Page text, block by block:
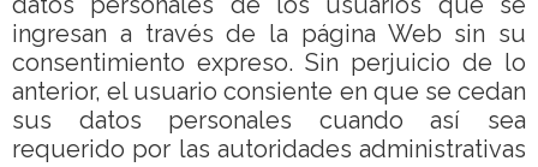
ingresan a través de la página Web sin su
consentimiento expreso. Sin perjuicio de lo
anterior, el usuario consiente en que se cedan
sus datos personales cuando así sea
requerido por las autoridades administrativas